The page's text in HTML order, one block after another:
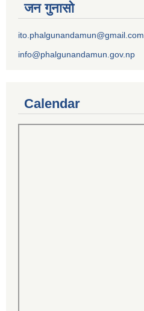
जन गुनासो
ito.phalgunandamun@gmail.com
info@phalgunandamun.gov.np
Calendar